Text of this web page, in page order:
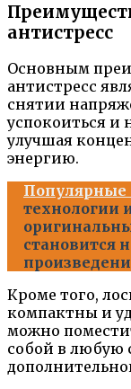
антистресс
Основным
антистресс
снятии
успокоиться и
улучшая
энергию.
Популярные
технологии
становится
Кроме того,
компактны и
можно
собой в любую